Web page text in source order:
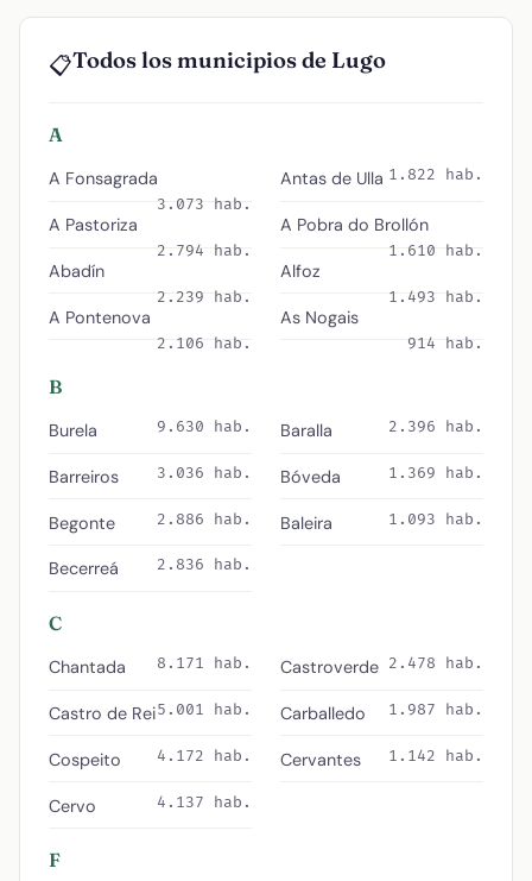
📋Todos los municipios de Lugo
A
A Fonsagrada
3.073 hab.
A Pastoriza
2.794 hab.
Abadín
2.239 hab.
A Pontenova
2.106 hab.
Antas de Ulla 1.822 hab.
A Pobra do Brollón
1.610 hab.
Alfoz
1.493 hab.
As Nogais
914 hab.
B
Burela 9.630 hab.
Barreiros 3.036 hab.
Begonte 2.886 hab.
Becerreá 2.836 hab.
Baralla 2.396 hab.
Bóveda 1.369 hab.
Baleira 1.093 hab.
C
Chantada 8.171 hab.
Castro de Rei5.001 hab.
Cospeito 4.172 hab.
Cervo 4.137 hab.
Castroverde 2.478 hab.
Carballedo 1.987 hab.
Cervantes 1.142 hab.
F